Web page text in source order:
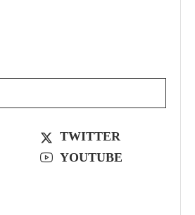
TWITTER
YOUTUBE